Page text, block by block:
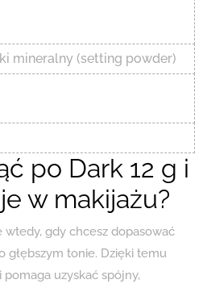
mineralny (setting powder)
po Dark 12 g i
w makijażu?
wtedy, gdy chcesz dopasować
głębszym tonie. Dzięki temu
uzyskać spójny,